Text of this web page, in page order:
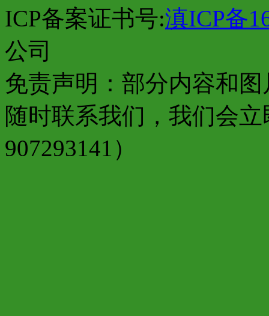
ICP备案证书号:滇ICP备
公司
免责声明：部分内容和
随时联系我们，我们会
907293141）